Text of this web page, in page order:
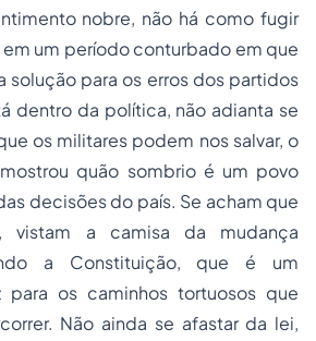
nobre, não há como fugir
um período conturbado em que
solução para os erros dos partidos
dentro da política, não adianta se
os militares podem nos salvar, o
quão sombrio é um povo
decisões do país. Se acham que
vistam a camisa da mudança
a Constituição, que é um
para os caminhos tortuosos que
Não ainda se afastar da lei,